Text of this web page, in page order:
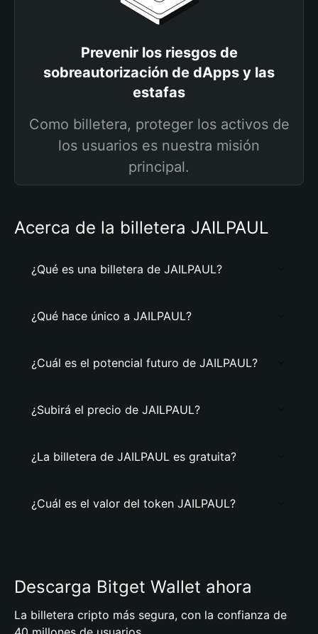
Prevenir los riesgos de
sobreautorización de dApps y las
estafas
Como billetera, proteger los activos de
los usuarios es nuestra misión
principal.
Acerca de la billetera JAILPAUL
¿Qué es una billetera de JAILPAUL?
¿Qué hace único a JAILPAUL?
¿Cuál es el potencial futuro de JAILPAUL?
¿Subirá el precio de JAILPAUL?
¿La billetera de JAILPAUL es gratuita?
¿Cuál es el valor del token JAILPAUL?
Descarga Bitget Wallet ahora
La billetera cripto más segura, con la confianza de